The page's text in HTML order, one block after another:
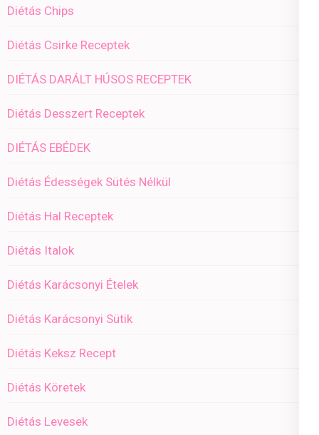
Diétás Chips
Diétás Csirke Receptek
DIÉTÁS DARÁLT HÚSOS RECEPTEK
Diétás Desszert Receptek
DIÉTÁS EBÉDEK
Diétás Édességek Sütés Nélkül
Diétás Hal Receptek
Diétás Italok
Diétás Karácsonyi Ételek
Diétás Karácsonyi Sütik
Diétás Keksz Recept
Diétás Köretek
Diétás Levesek